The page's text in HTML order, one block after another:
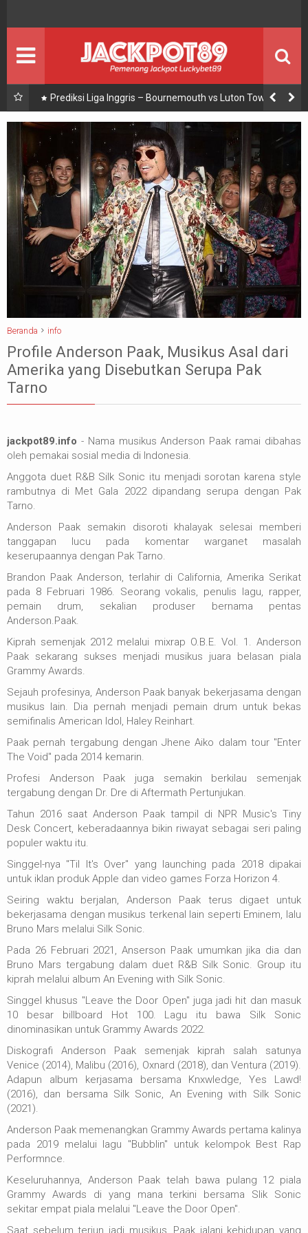
Prediksi Liga Inggris – Bournemouth vs Luton Town
Beranda info
Profile Anderson Paak, Musikus Asal dari
Amerika yang Disebutkan Serupa Pak
Tarno
jackpot89.info - Nama musikus Anderson Paak ramai dibahas
oleh pemakai sosial media di Indonesia.
Anggota duet R&B Silk Sonic itu menjadi sorotan karena style
rambutnya di Met Gala 2022 dipandang serupa dengan Pak
Tarno.
Anderson Paak semakin disoroti khalayak selesai memberi
tanggapan lucu pada komentar warganet masalah
keserupaannya dengan Pak Tarno.
Brandon Paak Anderson, terlahir di California, Amerika Serikat
pada 8 Februari 1986. Seorang vokalis, penulis lagu, rapper,
pemain drum, sekalian produser bernama pentas
Anderson.Paak.
Kiprah semenjak 2012 melalui mixrap O.B.E. Vol. 1. Anderson
Paak sekarang sukses menjadi musikus juara belasan piala
Grammy Awards.
Sejauh profesinya, Anderson Paak banyak bekerjasama dengan
musikus lain. Dia pernah menjadi pemain drum untuk bekas
semifinalis American Idol, Haley Reinhart.
Paak pernah tergabung dengan Jhene Aiko dalam tour "Enter
The Void" pada 2014 kemarin.
Profesi Anderson Paak juga semakin berkilau semenjak
tergabung dengan Dr. Dre di Aftermath Pertunjukan.
Tahun 2016 saat Anderson Paak tampil di NPR Music's Tiny
Desk Concert, keberadaannya bikin riwayat sebagai seri paling
populer waktu itu.
Singgel-nya "Til It's Over" yang launching pada 2018 dipakai
untuk iklan produk Apple dan video games Forza Horizon 4.
Seiring waktu berjalan, Anderson Paak terus digaet untuk
bekerjasama dengan musikus terkenal lain seperti Eminem, lalu
Bruno Mars melalui Silk Sonic.
Pada 26 Februari 2021, Anserson Paak umumkan jika dia dan
Bruno Mars tergabung dalam duet R&B Silk Sonic. Group itu
kiprah melalui album An Evening with Silk Sonic.
Singgel khusus "Leave the Door Open" juga jadi hit dan masuk
10 besar billboard Hot 100. Lagu itu bawa Silk Sonic
dinominasikan untuk Grammy Awards 2022.
Diskografi Anderson Paak semenjak kiprah salah satunya
Venice (2014), Malibu (2016), Oxnard (2018), dan Ventura (2019).
Adapun album kerjasama bersama Knxwledge, Yes Lawd!
(2016), dan bersama Silk Sonic, An Evening with Silk Sonic
(2021).
Anderson Paak memenangkan Grammy Awards pertama kalinya
pada 2019 melalui lagu "Bubblin" untuk kelompok Best Rap
Performnce.
Keseluruhannya, Anderson Paak telah bawa pulang 12 piala
Grammy Awards di yang mana terkini bersama Slik Sonic
sekitar empat piala melalui "Leave the Door Open".
Saat sebelum terjun jadi musikus, Paak jalani kehidupan yang
ENTERTAIMENT Seputar Showbiz
JACKPOT PEMENANG JACKPOT
PROMO Promosi
PANDUAN Panduan Bermain